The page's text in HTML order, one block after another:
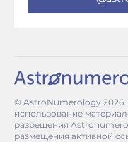
© AstroNumerology 2026
использование
разрешения
размещения активной